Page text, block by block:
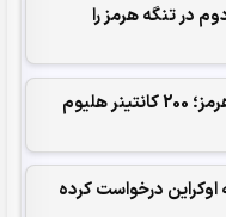
در تنگه هرمز را
هوش مصنوعی در گرو عبور از تنگه هرمز؛ 200 کانتینر هلیوم
درخواست کرده